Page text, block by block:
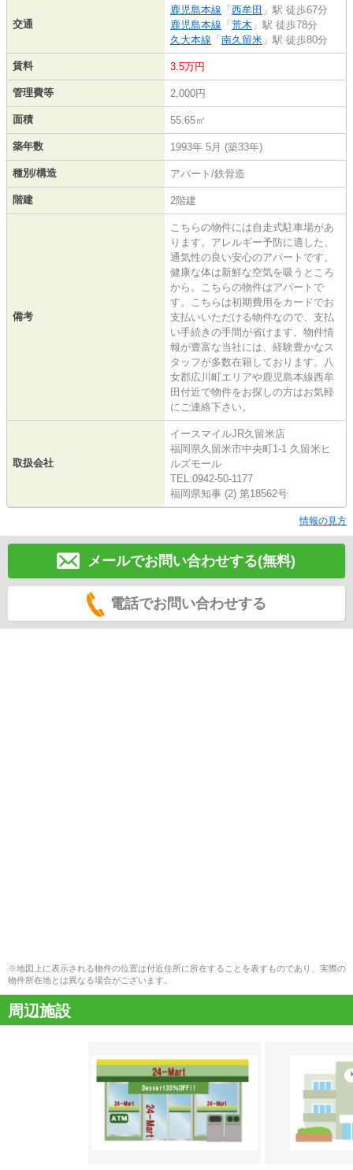
交通
鹿児島本線 「 西牟田 」駅 徒歩67分
鹿児島本線 「 荒木 」駅 徒歩78分
久大本線 「 南久留米 」駅 徒歩80分
賃料 3.5万円
管理費等 2,000円
面積 55.65㎡
築年数 1993年 5月 (築33年)
種別/構造 アパート/鉄骨造
階建 2階建
備考
こちらの物件には自走式駐車場があ
ります。アレルギー予防に適した、
通気性の良い安心のアパートです。
健康な体は新鮮な空気を吸うところ
から。こちらの物件はアパートで
す。こちらは初期費用をカードでお
支払いいただける物件なので、支払
い手続きの手間が省けます。物件情
報が豊富な当社には、経験豊かなス
タッフが多数在籍しております。八
女郡広川町エリアや鹿児島本線西牟
田付近で物件をお探しの方はお気軽
にご連絡下さい。
取扱会社
イースマイルJR久留米店
福岡県久留米市中央町1-1 久留米ヒ
ルズモール
TEL:0942-50-1177
福岡県知事 (2) 第18562号
情報の見方
メールでお問い合わせする(無料)
電話でお問い合わせする
※地図上に表示される物件の位置は付近住所に所在することを表すものであり、実際の
物件所在地とは異なる場合がございます。
周辺施設